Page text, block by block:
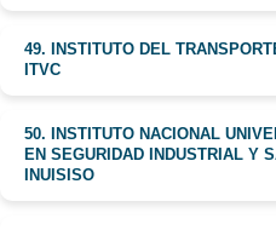
49. INSTITUTO DEL
ITVC
50. INSTITUTO NACIONAL
EN SEGURIDAD INDUSTRIAL Y
INUISISO